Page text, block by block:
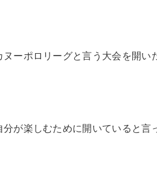
ーポロリーグと言う大会を開い
分が楽しむために開いていると言